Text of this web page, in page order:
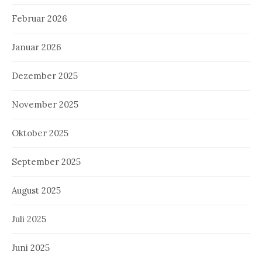
Februar 2026
Januar 2026
Dezember 2025
November 2025
Oktober 2025
September 2025
August 2025
Juli 2025
Juni 2025